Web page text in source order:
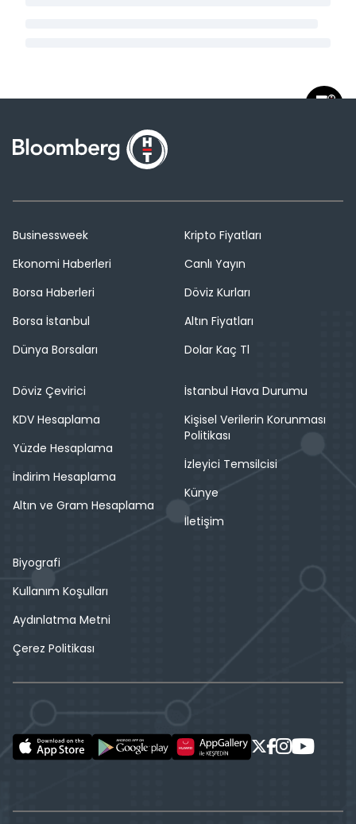
Businessweek
Ekonomi Haberleri
Borsa Haberleri
Borsa İstanbul
Dünya Borsaları
Kripto Fiyatları
Canlı Yayın
Döviz Kurları
Altın Fiyatları
Dolar Kaç Tl
Döviz Çevirici
KDV Hesaplama
Yüzde Hesaplama
İndirim Hesaplama
Altın ve Gram Hesaplama
İstanbul Hava Durumu
Kişisel Verilerin Korunması
Politikası
İzleyici Temsilcisi
Künye
İletişim
Biyografi
Kullanım Koşulları
Aydınlatma Metni
Çerez Politikası